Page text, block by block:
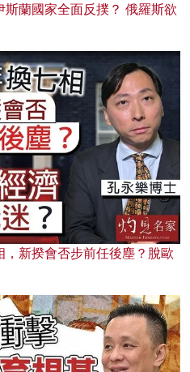
蘭國家全面反撲？ 俄羅斯欲
新揆會否步前任後塵？脫歐